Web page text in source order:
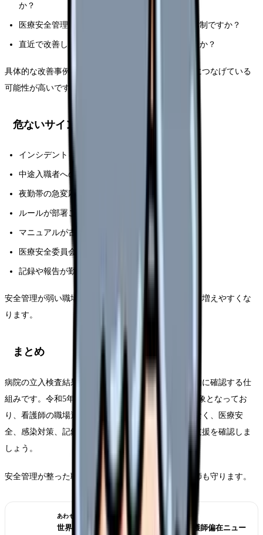
か？
医療安全管理者や感染管理担当へ相談しやすい体制ですか？
直近で改善した医療安全上の取り組みはありますか？
具体的な改善事例を話せる職場は、報告を現場改善につなげている
可能性が高いです。
危ないサイン
インシデントを「誰がやったか」で語る
中途入職者への安全研修がない
夜勤帯の急変応援が「その時の人員次第」
ルールが部署ごとに違いすぎる
マニュアルが古く、誰も見ていない
医療安全委員会の活動が現場に伝わっていない
記録や報告が勤務時間外に押し出される
安全管理が弱い職場では、ミスの不安と残業が同時に増えやすくな
ります。
まとめ
病院の立入検査結果は、医療機関の安全管理を社会的に確認する仕
組みです。令和5年度の結果では多くの病院が検査対象となってお
り、看護師の職場選びでも、求人票の制度名だけでなく、医療安
全、感染対策、記録、夜勤応援、インシデント後の支援を確認しま
しょう。
安全管理が整った職場は、患者さんだけでなく看護師も守ります。
あわせて読みたい
世界は病院から地域・在宅へ？ICNの看護師偏在ニュー